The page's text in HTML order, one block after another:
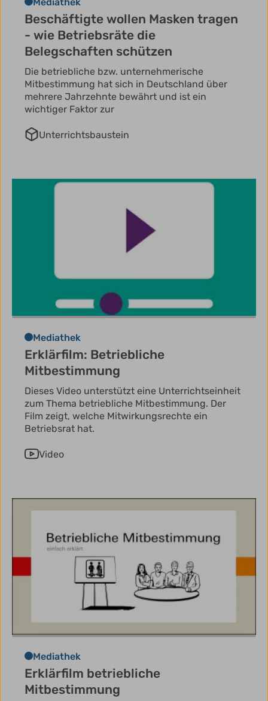
Beschäftigte wollen Masken tragen
- wie Betriebsräte die
Belegschaften schützen
Die betriebliche bzw. unternehmerische
Mitbestimmung hat sich in Deutschland über
mehrere Jahrzehnte bewährt und ist ein
wichtiger Faktor zur
Unterrichtsbaustein
Mediathek
Erklärfilm: Betriebliche
Mitbestimmung
Dieses Video unterstützt eine Unterrichtseinheit
zum Thema betriebliche Mitbestimmung. Der
Film zeigt, welche Mitwirkungsrechte ein
Betriebsrat hat.
Video
Mediathek
Erklärfilm betriebliche
Mitbestimmung